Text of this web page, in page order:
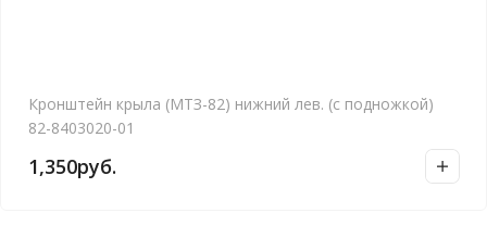
Кронштейн крыла (МТЗ-82) нижний лев. (с подножкой)
82-8403020-01
1,350руб.